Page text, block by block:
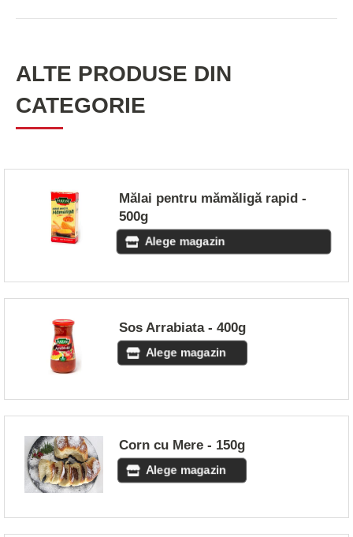
ALTE PRODUSE DIN
CATEGORIE
Mălai pentru mămăligă rapid -
500g
Alege magazin
Sos Arrabiata - 400g
Alege magazin
Corn cu Mere - 150g
Alege magazin